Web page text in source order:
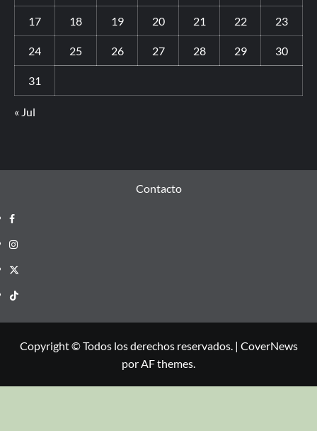
17 18 19 20 21 22 23
24 25 26 27 28 29 30
31
« Jul
Contacto
Copyright © Todos los derechos reservados. | CoverNews
por AF themes.